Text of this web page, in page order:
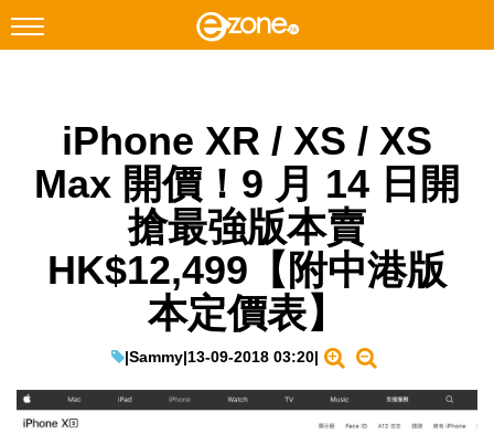
Facebook Instagram
科技焦點
遊戲動漫
IT Times
iPhone XR / XS / XS
Max 開價！9 月 14 日開
搶最強版本賣
HK$12,499【附中港版
本定價表】
|Sammy|13-09-2018 03:20|